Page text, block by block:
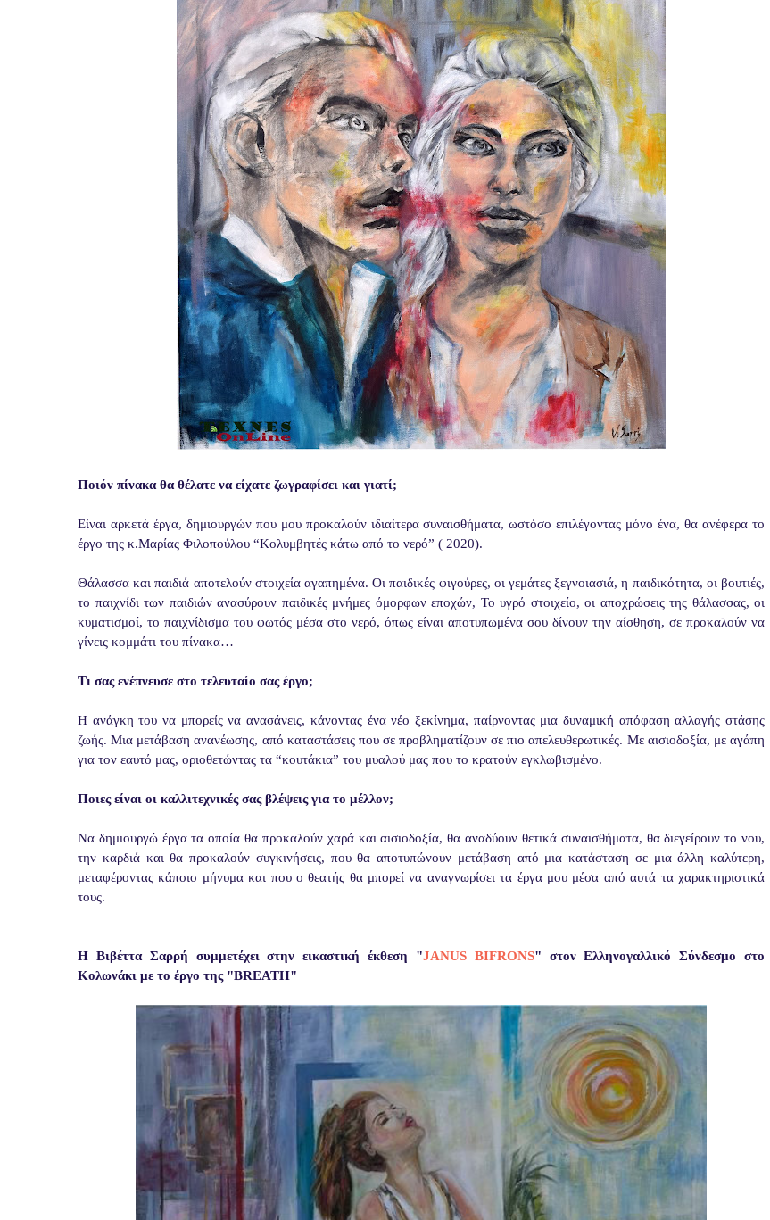
Ποιόν πίνακα θα θέλατε να είχατε ζωγραφίσει και γιατί;
Είναι αρκετά έργα, δημιουργών που μου προκαλούν ιδιαίτερα συναισθήματα, ωστόσο επιλέγοντας μόνο ένα, θα ανέφερα το
έργο της κ.Μαρίας Φιλοπούλου “Κολυμβητές κάτω από το νερό” ( 2020).
Θάλασσα και παιδιά αποτελούν στοιχεία αγαπημένα. Οι παιδικές φιγούρες, οι γεμάτες ξεγνοιασιά, η παιδικότητα, οι βουτιές,
το παιχνίδι των παιδιών ανασύρουν παιδικές μνήμες όμορφων εποχών, Το υγρό στοιχείο, οι αποχρώσεις της θάλασσας, οι
κυματισμοί, το παιχνίδισμα του φωτός μέσα στο νερό, όπως είναι αποτυπωμένα σου δίνουν την αίσθηση, σε προκαλούν να
γίνεις κομμάτι του πίνακα…
Τι σας ενέπνευσε στο τελευταίο σας έργο;
Η ανάγκη του να μπορείς να ανασάνεις, κάνοντας ένα νέο ξεκίνημα, παίρνοντας μια δυναμική απόφαση αλλαγής στάσης
ζωής. Μια μετάβαση ανανέωσης, από καταστάσεις που σε προβληματίζουν σε πιο απελευθερωτικές. Με αισιοδοξία, με αγάπη
για τον εαυτό μας, οριοθετώντας τα “κουτάκια” του μυαλού μας που το κρατούν εγκλωβισμένο.
Ποιες είναι οι καλλιτεχνικές σας βλέψεις για το μέλλον;
Να δημιουργώ έργα τα οποία θα προκαλούν χαρά και αισιοδοξία, θα αναδύουν θετικά συναισθήματα, θα διεγείρουν το νου,
την καρδιά και θα προκαλούν συγκινήσεις, που θα αποτυπώνουν μετάβαση από μια κατάσταση σε μια άλλη καλύτερη,
μεταφέροντας κάποιο μήνυμα και που ο θεατής θα μπορεί να αναγνωρίσει τα έργα μου μέσα από αυτά τα χαρακτηριστικά
τους.
Η Βιβέττα Σαρρή συμμετέχει στην εικαστική έκθεση "JANUS BIFRONS" στον Ελληνογαλλικό Σύνδεσμο στο
Κολωνάκι με το έργο της "BREATH"